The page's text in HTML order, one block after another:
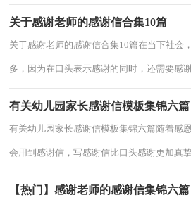
关于感谢老师的感谢信合集10篇
关于感谢老师的感谢信合集10篇在当下社会
多，因为在口头表示感谢的同时，还需要感
有关幼儿园家长感谢信模板集锦六篇
有关幼儿园家长感谢信模板集锦六篇随着感
会用到感谢信，写感谢信比口头感谢更加真
【热门】感谢老师的感谢信集锦六篇